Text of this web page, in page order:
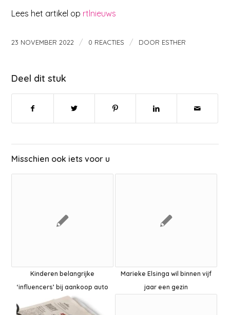
Lees het artikel op rtlnieuws
23 NOVEMBER 2022 / 0 REACTIES / DOOR ESTHER
Deel dit stuk
Misschien ook iets voor u
Kinderen belangrijke
‘influencers’ bij aankoop auto
Marieke Elsinga wil binnen vijf
jaar een gezin